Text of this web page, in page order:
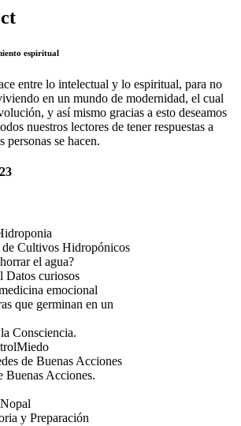
espiritual
entre lo intelectual y lo espiritual, para no
en un mundo de modernidad, el cual
y así mismo gracias a esto deseamos
nuestros lectores de tener respuestas a
personas se hacen.
de Cultivos Hidropónicos
el agua?
Datos curiosos
emocional
que germinan en un
Consciencia.
de Buenas Acciones
Buenas Acciones.
y Preparación